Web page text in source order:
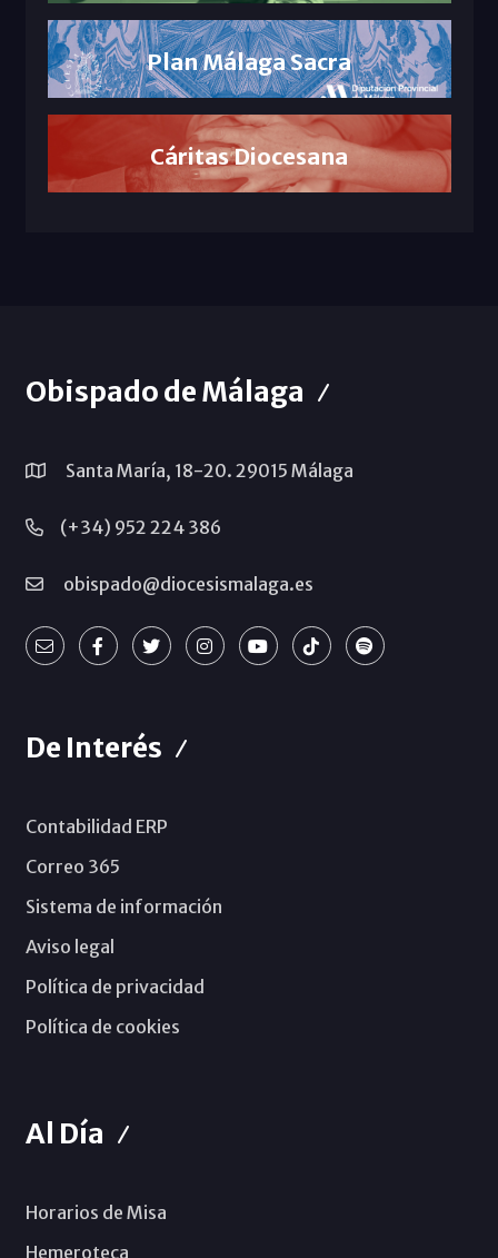
Plan Málaga Sacra
Cáritas Diocesana
Obispado de Málaga
Santa María, 18-20. 29015 Málaga
(+34) 952 224 386
obispado@diocesismalaga.es
De Interés
Contabilidad ERP
Correo 365
Sistema de información
Aviso legal
Política de privacidad
Política de cookies
Al Día
Horarios de Misa
Hemeroteca